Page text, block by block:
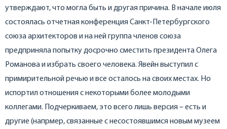
утверждают, что могла быть и другая причина. В начале июля
состоялась отчетная конференция Санкт-Петербургского
союза архитекторов и на ней группа членов союза
предприняла попытку досрочно сместить президента Олега
Романова и избрать своего человека. Явейн выступил с
примирительной речью и все осталось на своих местах. Но
испортил отношения с некоторыми более молодыми
коллегами. Подчеркиваем, это всего лишь версия – есть и
другие (напрмер, связанные с несостоявшимся новым музеем